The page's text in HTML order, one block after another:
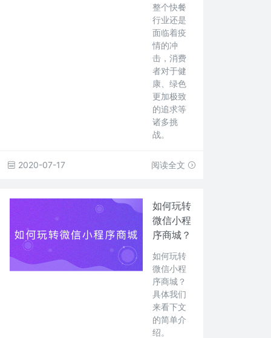
整个快餐
行业还是
面临着疫
情的冲
击，消费
者对于健
康、绿色
更加极致
的追求等
诸多挑
战。
2020-07-17 阅读全文
如何玩转
微信小程
序商城？
如何玩转
微信小程
序商城？
具体我们
来看下文
的简单介
绍。